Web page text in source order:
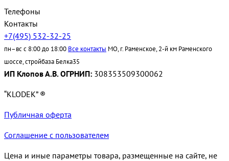
Телефоны
Контакты
+7(495) 532-32-25
пн–вс с 8:00 до 18:00 Все контакты МО, г. Раменское, 2-й км Раменского
шоссе, стройбаза Белка35
ИП Клопов А.В. ОГРНИП: 308353509300062
“KLODEK” ®
Публичная оферта
Соглашение с пользователем
Цена и иные параметры товара, размещенные на сайте, не